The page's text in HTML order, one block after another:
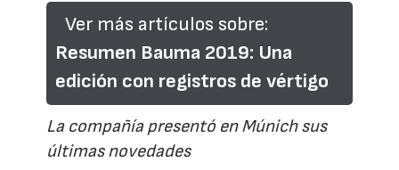
Ver más artículos sobre:
Resumen Bauma 2019: Una
edición con registros de vértigo
La compañía presentó en Múnich sus
últimas novedades